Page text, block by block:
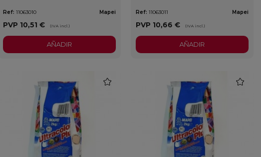
Ref: 11063010 Mapei
PVP 10,51 € (IVA incl.)
AÑADIR
Ref: 11063011 Mapei
PVP 10,66 € (IVA incl.)
AÑADIR
favorite